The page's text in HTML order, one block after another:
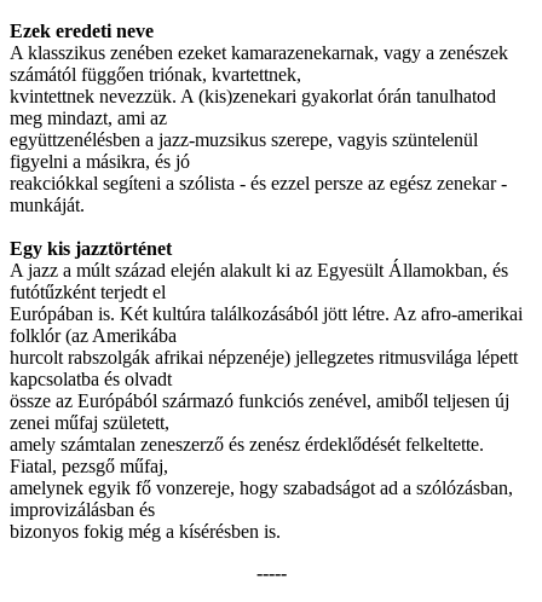
Ezek eredeti neve
A klasszikus zenében ezeket kamarazenekarnak, vagy a zenészek
számától függően triónak, kvartettnek,
kvintettnek nevezzük. A (kis)zenekari gyakorlat órán tanulhatod
meg mindazt, ami az
együttzenélésben a jazz-muzsikus szerepe, vagyis szüntelenül
figyelni a másikra, és jó
reakciókkal segíteni a szólista - és ezzel persze az egész zenekar -
munkáját.
Egy kis jazztörténet
A jazz a múlt század elején alakult ki az Egyesült Államokban, és
futótűzként terjedt el
Európában is. Két kultúra találkozásából jött létre. Az afro-amerikai
folklór (az Amerikába
hurcolt rabszolgák afrikai népzenéje) jellegzetes ritmusvilága lépett
kapcsolatba és olvadt
össze az Európából származó funkciós zenével, amiből teljesen új
zenei műfaj született,
amely számtalan zeneszerző és zenész érdeklődését felkeltette.
Fiatal, pezsgő műfaj,
amelynek egyik fő vonzereje, hogy szabadságot ad a szólózásban,
improvizálásban és
bizonyos fokig még a kísérésben is.
-----